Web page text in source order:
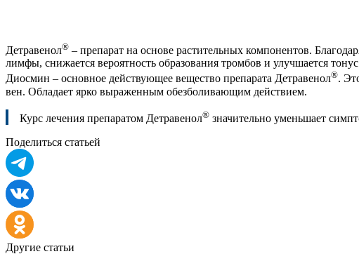
Детравенол® – препарат на основе растительных компонентов.
лимфы, снижается вероятность образования тромбов и улучшается
Диосмин – основное действующее вещество препарата Детравенол®.
вен. Обладает ярко выраженным обезболивающим действием.
Курс лечения препаратом Детравенол® значительно уменьшает
Поделиться статьей
Другие статьи